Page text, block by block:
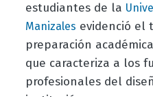
estudiantes de la
Manizales evidenció el
preparación
que caracteriza a los
profesionales del